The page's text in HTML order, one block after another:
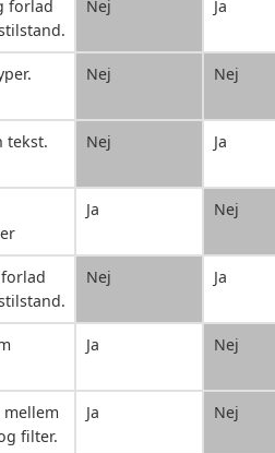
forlad
Nej Ja
Nej Nej
tekst. Nej Ja
Ja Nej
Nej Ja
Ja Nej
filter.
Ja Nej